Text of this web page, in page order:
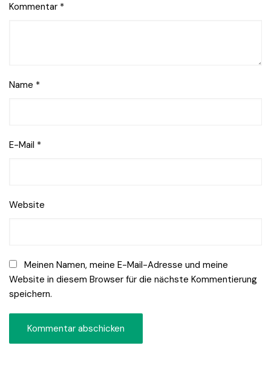
Kommentar *
Name *
E-Mail *
Website
Meinen Namen, meine E-Mail-Adresse und meine
Website in diesem Browser für die nächste Kommentierung
speichern.